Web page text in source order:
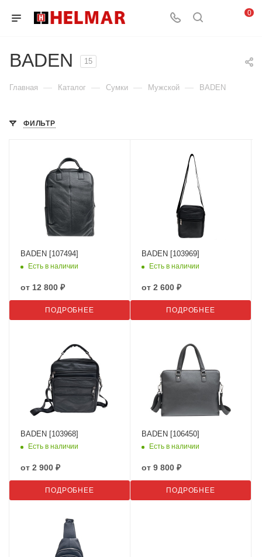
0
BADEN 15
Главная — Каталог — Сумки — Мужской — BADEN
ФИЛЬТР
BADEN [107494]
Есть в наличии
от 12 800 ₽
ПОДРОБНЕЕ
BADEN [103969]
Есть в наличии
от 2 600 ₽
ПОДРОБНЕЕ
BADEN [103968]
Есть в наличии
от 2 900 ₽
ПОДРОБНЕЕ
BADEN [106450]
Есть в наличии
от 9 800 ₽
ПОДРОБНЕЕ